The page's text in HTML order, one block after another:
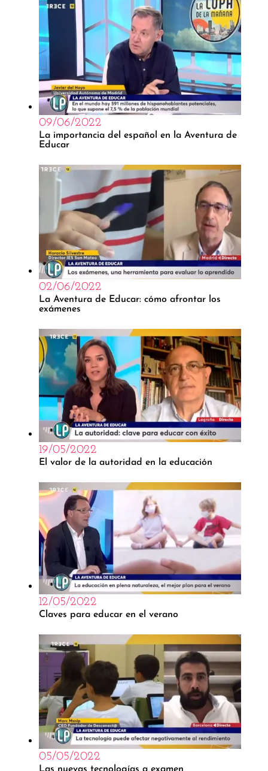
09/06/2022
La importancia del español en la Aventura de
Educar
02/06/2022
La Aventura de Educar: cómo afrontar los
exámenes
19/05/2022
El valor de la autoridad en la educación
12/05/2022
Claves para educar en el verano
05/05/2022
Las nuevas tecnologías a examen